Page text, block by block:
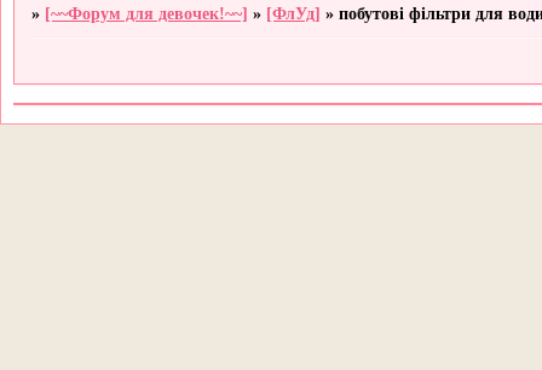
» [~~Форум для девочек!~~] » [ФлУд] »побутові фільтри для